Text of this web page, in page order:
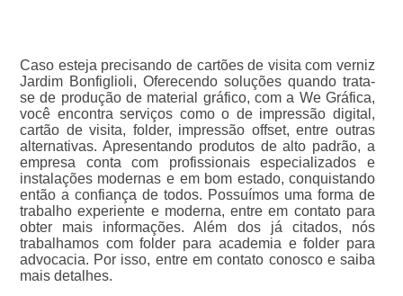
Caso esteja precisando de cartões de visita com verniz
Jardim Bonfiglioli, Oferecendo soluções quando trata-
se de produção de material gráfico, com a We Gráfica,
você encontra serviços como o de impressão digital,
cartão de visita, folder, impressão offset, entre outras
alternativas. Apresentando produtos de alto padrão, a
empresa conta com profissionais especializados e
instalações modernas e em bom estado, conquistando
então a confiança de todos. Possuímos uma forma de
trabalho experiente e moderna, entre em contato para
obter mais informações. Além dos já citados, nós
trabalhamos com folder para academia e folder para
advocacia. Por isso, entre em contato conosco e saiba
mais detalhes.